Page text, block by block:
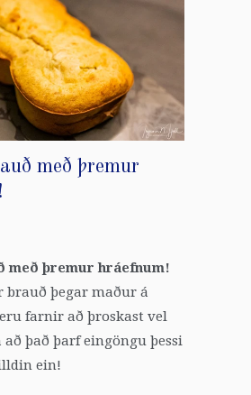
með þremur
með þremur hráefnum!
þegar maður á
farnir að þroskast vel
það þarf eingöngu þessi
ein!